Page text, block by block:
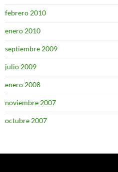
febrero 2010
enero 2010
septiembre 2009
julio 2009
enero 2008
noviembre 2007
octubre 2007